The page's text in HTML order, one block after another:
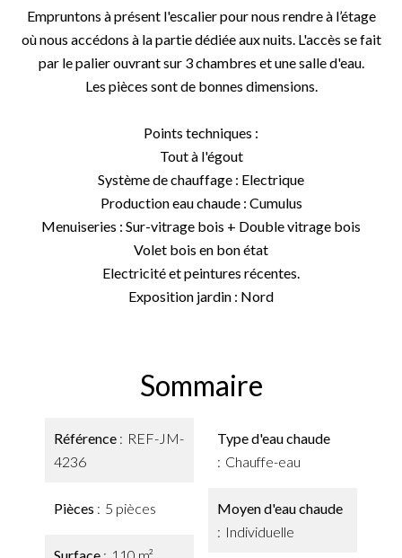
Empruntons à présent l'escalier pour nous rendre à l’étage
où nous accédons à la partie dédiée aux nuits. L'accès se fait
par le palier ouvrant sur 3 chambres et une salle d'eau.
Les pièces sont de bonnes dimensions.
Points techniques :
Tout à l'égout
Système de chauffage : Electrique
Production eau chaude : Cumulus
Menuiseries : Sur-vitrage bois + Double vitrage bois
Volet bois en bon état
Electricité et peintures récentes.
Exposition jardin : Nord
Sommaire
Référence
REF-JM-
4236
Pièces 5 pièces
Type d'eau chaude
Chauffe-eau
Moyen d'eau chaude
Individuelle